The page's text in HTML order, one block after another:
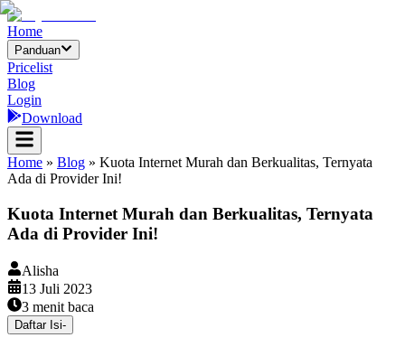
Home
Panduan
Pricelist
Blog
Login
Download
Home » Blog » Kuota Internet Murah dan Berkualitas, Ternyata
Ada di Provider Ini!
Kuota Internet Murah dan Berkualitas, Ternyata
Ada di Provider Ini!
Alisha
13 Juli 2023
3 menit baca
Daftar Isi-